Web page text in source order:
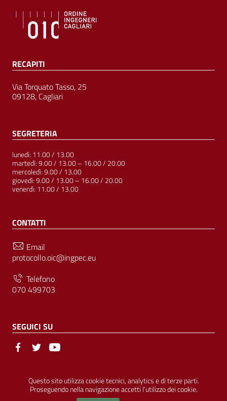
Questo sito utilizza cookie tecnici, analytics e di terze parti.
Proseguendo nella navigazione accetti l’utilizzo dei cookie.
RECAPITI
Via Torquato Tasso, 25
09128, Cagliari
SEGRETERIA
lunedì: 11.00 / 13.00
martedì: 9.00 / 13.00 – 16.00 / 20.00
mercoledì: 9.00 / 13.00
giovedì: 9.00 / 13.00 – 16.00 / 20.00
venerdì: 11.00 / 13.00
CONTATTI
Email
protocollo.oic@ingpec.eu
Telefono
070 499703
SEGUICI SU
Sezione Link Utili
© Ordine degli Ingegneri della Provincia di Cagliari | P.IVA
00458800927 |Amministrazione Trasparente | Pubblicità Legale